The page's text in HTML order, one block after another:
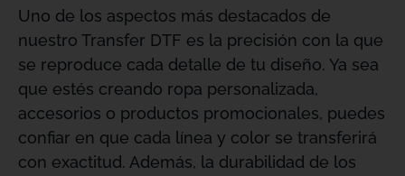
Uno de los aspectos más destacados de
nuestro Transfer DTF es la precisión con la que
se reproduce cada detalle de tu diseño. Ya sea
que estés creando ropa personalizada,
accesorios o productos promocionales, puedes
confiar en que cada línea y color se transferirá
con exactitud. Además, la durabilidad de los